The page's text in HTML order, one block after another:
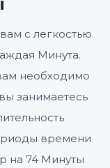
с легкостью
Минута.
необходимо
занимаетесь
времени
на 74 Минуты
Настройки